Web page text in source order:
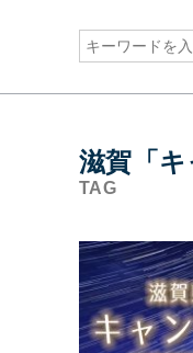
滋賀「キ
TAG